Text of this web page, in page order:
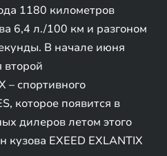
1180 километров
6,4 л./100 км и разгоном
В начале июня
второй
– спортивного
которое появится в
дилеров летом этого
кузова EXEED EXLANTIX